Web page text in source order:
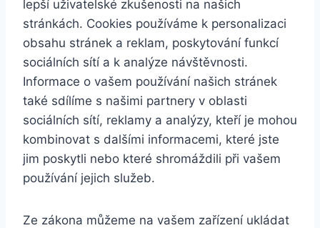
lepší uživatelské zkušenosti na našich
stránkách. Cookies používáme k personalizaci
obsahu stránek a reklam, poskytování funkcí
sociálních sítí a k analýze návštěvnosti.
Informace o vašem používání našich stránek
také sdílíme s našimi partnery v oblasti
sociálních sítí, reklamy a analýzy, kteří je mohou
kombinovat s dalšími informacemi, které jste
jim poskytli nebo které shromáždili při vašem
používání jejich služeb.
Ze zákona můžeme na vašem zařízení ukládat